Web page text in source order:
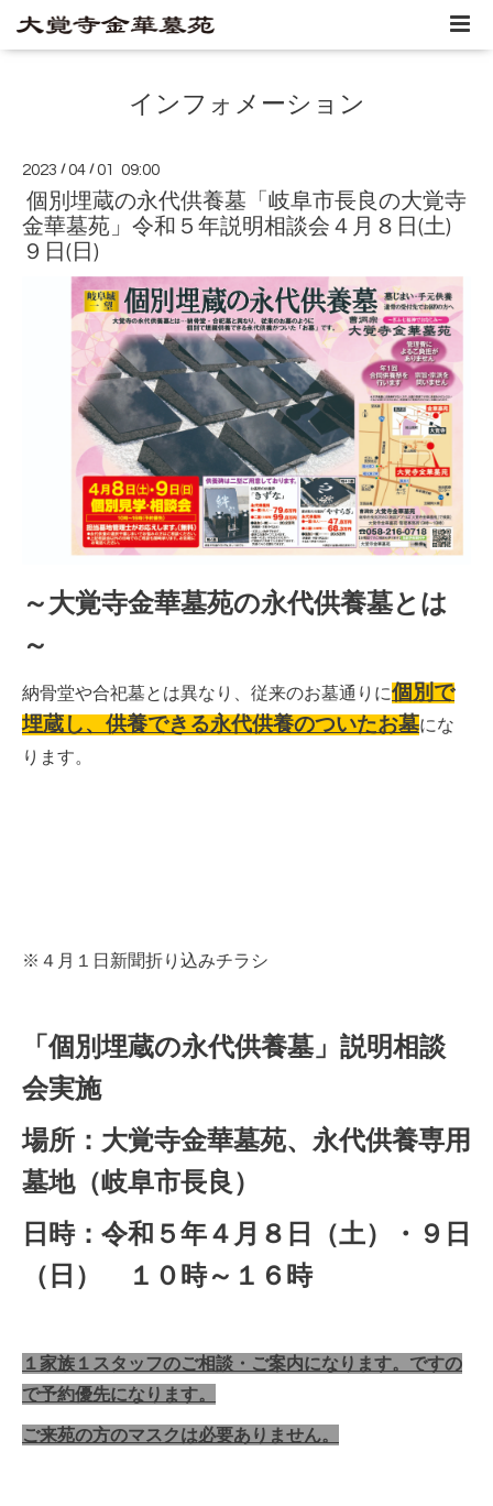
インフォメーション
2023 /04 /01 09:00
個別埋蔵の永代供養墓「岐阜市長良の大覚寺
金華墓苑」令和５年説明相談会４月８日(土)
９日(日)
～大覚寺金華墓苑の永代供養墓とは
～
納骨堂や合祀墓とは異なり、従来のお墓通りに個別で
埋蔵し、供養できる永代供養のついたお墓にな
ります。
※４月１日新聞折り込みチラシ
「個別埋蔵の永代供養墓」説明相談
会実施
場所：大覚寺金華墓苑、永代供養専用
墓地（岐阜市長良）
日時：令和５年４ 月８日（土）・９日
（日） １０時～１６時
１家族１スタッフのご相談・ご案内になります。ですの
で予約優先になります。
ご来苑の方のマスクは必要ありません。